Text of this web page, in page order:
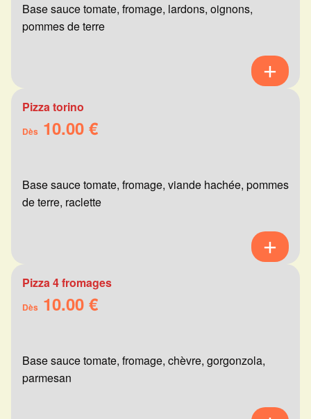
Base sauce tomate, fromage, lardons, oignons,
pommes de terre
Pizza torino
Dès 10.00 €
Base sauce tomate, fromage, viande hachée, pommes
de terre, raclette
Pizza 4 fromages
Dès 10.00 €
Base sauce tomate, fromage, chèvre, gorgonzola,
parmesan